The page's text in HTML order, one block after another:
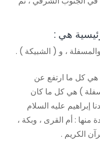
هي :
، و ( الشبيكة ) .
هي كل ما ارتفع عن
) هي كل ما كان
إبراهيم عليه السلام
منها : أم القرى ، وبكة ،
الكريم .